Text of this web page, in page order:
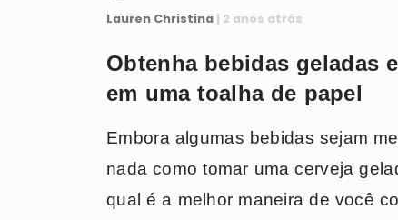
Lauren Christina | 2 anos atrás
Obtenha bebidas geladas
em uma toalha de papel
Embora algumas bebidas sejam
nada como tomar uma cerveja
qual é a melhor maneira de você